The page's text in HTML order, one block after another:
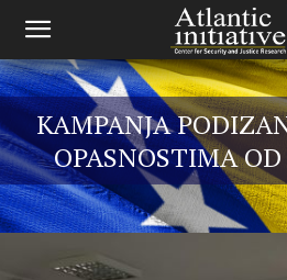
KAMPANJA
OPASNOSTIMA